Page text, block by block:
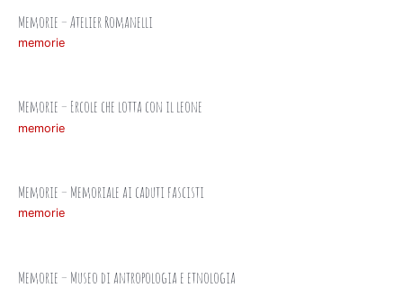
Memorie – Atelier Romanelli
memorie
Memorie – Ercole che lotta con il leone
memorie
Memorie – Memoriale ai caduti fascisti
memorie
Memorie – Museo di antropologia e etnologia